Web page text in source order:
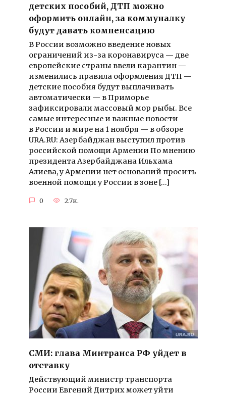
детских пособий, ДТП можно
оформить онлайн, за коммуналку
будут давать компенсацию
В России возможно введение новых
ограничений из-за коронавируса — две
европейские страны ввели карантин —
изменились правила оформления ДТП —
детские пособия будут выплачивать
автоматически — в Приморье
зафиксировали массовый мор рыбы. Все
самые интересные и важные новости
в России и мире на 1 ноября — в обзоре
URA.RU: Азербайджан выступил против
российской помощи Армении По мнению
президента Азербайджана Ильхама
Алиева, у Армении нет оснований просить
военной помощи у России в зоне […]
0 2.7к.
СМИ: глава Минтранса РФ уйдет в
отставку
Действующий министр транспорта
России Евгений Дитрих может уйти